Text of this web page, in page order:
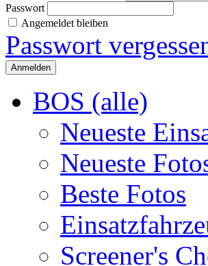
Passwort
Angemeldet bleiben
Passwort
BOS (alle)
Neueste
Neueste
Beste Fotos
Screener's